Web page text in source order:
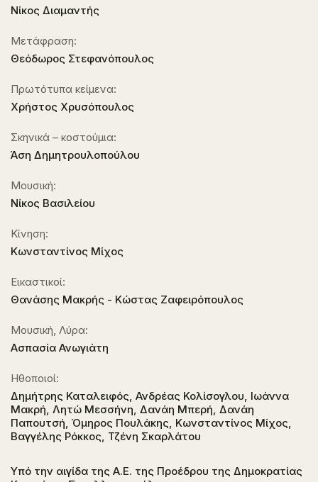
Νίκος Διαμαντής
Μετάφραση:
Θεόδωρος Στεφανόπουλος
Πρωτότυπα κείμενα:
Χρήστος Χρυσόπουλος
Σκηνικά – κοστούμια:
Άση Δημητρουλοπούλου
Μουσική:
Νίκος Βασιλείου
Κίνηση:
Κωνσταντίνος Μίχος
Εικαστικοί:
Θανάσης Μακρής - Κώστας Ζαφειρόπουλος
Μουσική, Λύρα:
Ασπασία Ανωγιάτη
Ηθοποιοί:
Δημήτρης Καταλειφός, Ανδρέας Κολίσογλου, Ιωάννα
Μακρή, Λητώ Μεσσήνη, Δανάη Μπερή, Δανάη
Παπουτσή, Όμηρος Πουλάκης, Κωνσταντίνος Μίχος,
Βαγγέλης Ρόκκος, Τζένη Σκαρλάτου
Υπό την αιγίδα της Α.Ε. της Προέδρου της Δημοκρατίας